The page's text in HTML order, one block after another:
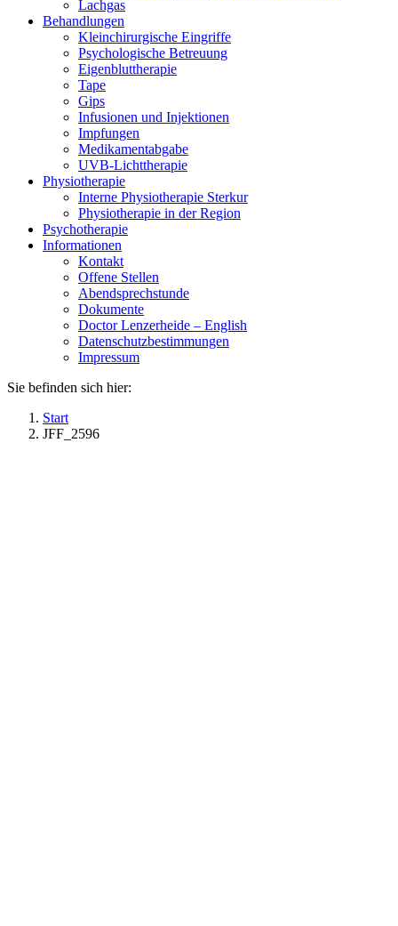
Lachgas
Behandlungen
Kleinchirurgische Eingriffe
Psychologische Betreuung
Eigenbluttherapie
Tape
Gips
Infusionen und Injektionen
Impfungen
Medikamentabgabe
UVB-Lichttherapie
Physiotherapie
Interne Physiotherapie Sterkur
Physiotherapie in der Region
Psychotherapie
Informationen
Kontakt
Offene Stellen
Abendsprechstunde
Dokumente
Doctor Lenzerheide – English
Datenschutzbestimmungen
Impressum
Sie befinden sich hier:
Start
JFF_2596